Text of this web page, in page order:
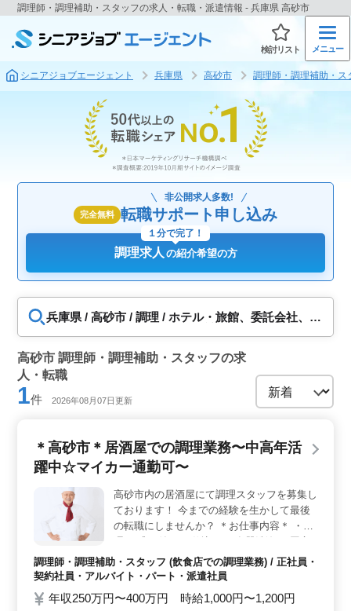
調理師・調理補助・スタッフの求人・転職・派遣情報 - 兵庫県 高砂市
検討リスト メニュー
シニアジョブエージェント 兵庫県 高砂市 調理師・調理補助・ス
完全無料
非公開求人多数!
転職サポート申し込み
調理求人 の紹介希望の方
１分で完了！
兵庫県 / 高砂市 / 調理 / ホテル・旅館、委託会社、食
工場
高砂市 調理師・調理補助・スタッフの求
人・転職
1件 2026年08月07日更新
＊高砂市＊居酒屋での調理業務〜中高年活
躍中☆マイカー通勤可〜
高砂市内の居酒屋にて調理スタッフを募集し
ております！ 今までの経験を生かして最後
の転職にしませんか？ ＊お仕事内容＊ ・調
業務 ・店内清掃 ・調理補助 ＊ポイント＊
・社会保険完備 ・勤務時間応相談 ・50代、
皆様のご応募お待ちしております！ ＼まず
調理師・調理補助・スタッフ (飲食店での調理業務) / 正社員・
契約社員・アルバイト・パート・派遣社員
年収250万円〜400万円 時給1,000円〜1,200円